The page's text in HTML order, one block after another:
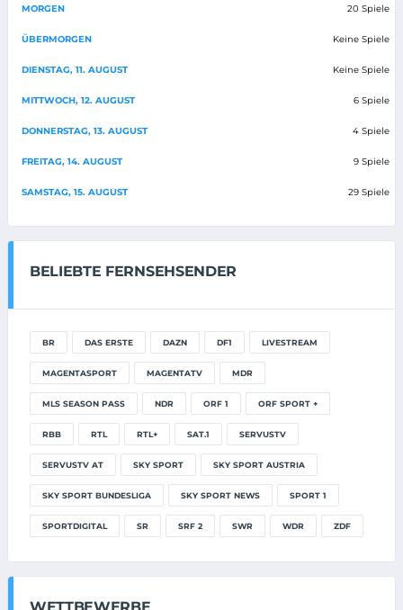
MORGEN 20 Spiele
ÜBERMORGEN Keine Spiele
DIENSTAG, 11. AUGUST Keine Spiele
MITTWOCH, 12. AUGUST 6 Spiele
DONNERSTAG, 13. AUGUST 4 Spiele
FREITAG, 14. AUGUST 9 Spiele
SAMSTAG, 15. AUGUST 29 Spiele
BELIEBTE FERNSEHSENDER
BR DAS ERSTE DAZN DF1 LIVESTREAM
MAGENTASPORT MAGENTATV MDR
MLS SEASON PASS NDR ORF 1 ORF SPORT +
RBB RTL RTL+ SAT.1 SERVUSTV
SERVUSTV AT SKY SPORT SKY SPORT AUSTRIA
SKY SPORT BUNDESLIGA SKY SPORT NEWS SPORT 1
SPORTDIGITAL SR SRF 2 SWR WDR ZDF